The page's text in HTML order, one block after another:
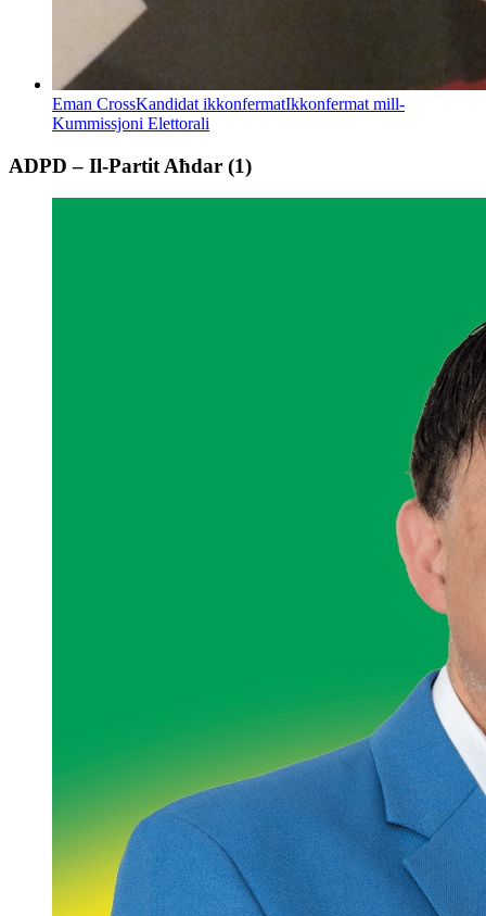
Eman CrossKandidat ikkonfermatIkkonfermat mill-
Kummissjoni Elettorali
ADPD – Il-Partit Aħdar (1)